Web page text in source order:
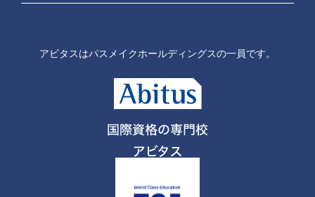
アビタスはパスメイクホールディングスの一員です。